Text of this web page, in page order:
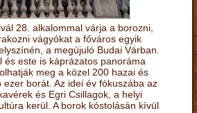
28. alkalommal várja a borozni,
vágyókat a főváros egyik
a megújuló Budai Várban.
és este is káprázatos panoráma
meg a közel 200 hazai és
ezer borát. Az idei év fókuszába az
és Egri Csillagok, a helyi
kerül. A borok kóstolásán kívül